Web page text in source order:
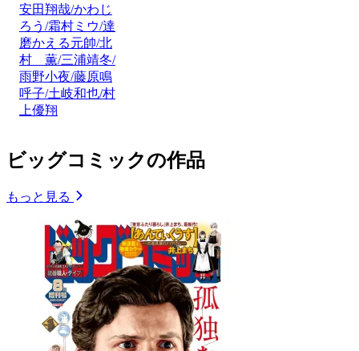
安田翔哉/かわじ
ろう/霜村ミウ/達
磨かえる元帥/北
村 薫/三浦靖冬/
雨野小夜/藤原鳴
呼子/土岐和也/村
上優翔
ビッグコミックの作品
もっと見る